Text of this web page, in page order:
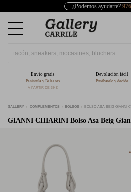
¿Podemos ayudarte?
Envío gratis
Península y Baleares
A PARTIR DE 39 €
Devolución fácil
Pruébatelo y decide
GALLERY COMPLEMENTOS BOLSOS BOLSO ASA BEIG GIANNI
GIANNI CHIARINI Bolso Asa Beig